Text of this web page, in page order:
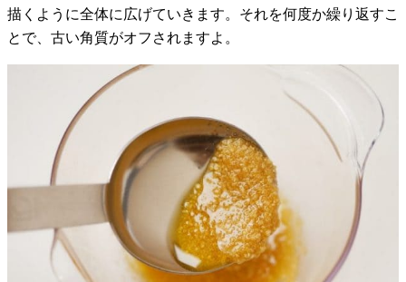
描くように全体に広げていきます。それを何度か繰り返すこ
とで、古い角質がオフされますよ。